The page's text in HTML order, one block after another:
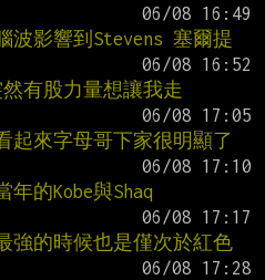
波影響到Stevens 塞爾提
有股力量想讓我走
起來字母哥下家很明顯了
年的Kobe與Shaq
強的時候也是僅次於紅色